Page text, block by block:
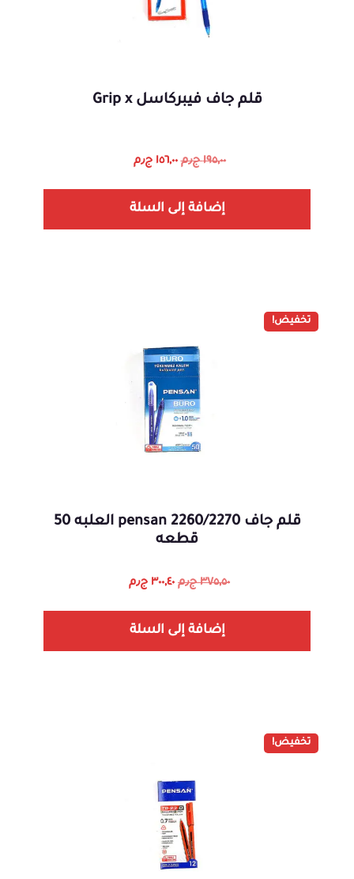
قلم جاف فيبركاسل Grip x
١٩٥,٠٠ ج٫م ١٥٦,٠٠ ج٫م
إضافة إلى السلة
تخفيض!
قلم جاف 2260/2270 pensan العلبه 50
قطعه
٣٧٥,٥٠ ج٫م ٣٠٠,٤٠ ج٫م
إضافة إلى السلة
تخفيض!